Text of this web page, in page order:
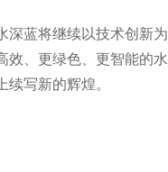
深蓝将继续以技术创新
效、更绿色、更智能的
写新的辉煌。